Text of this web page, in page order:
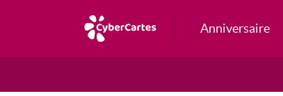
Anniversaire